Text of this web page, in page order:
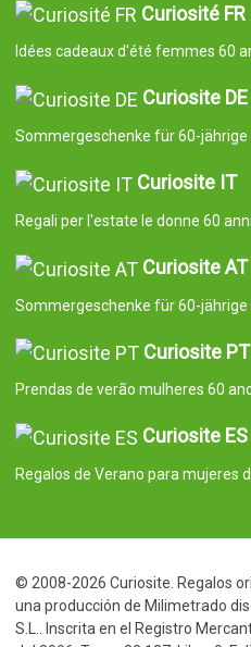
Curiosité FR
Idées cadeaux d'été femmes 60
Curiosite DE
Sommergeschenke für 60-jährige
Curiosite IT
Regali per l'estate le donne 60 anni
Curiosite AT
Sommergeschenke für 60-jährige
Curiosite PT
Prendas de verão mulheres 60
Curiosite ES
Regalos de Verano para mujeres
© 2008-2026 Curiosite. Regalos
una producción de Milimetrado
S.L.. Inscrita en el Registro